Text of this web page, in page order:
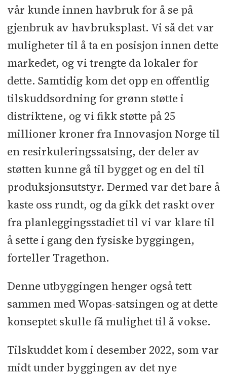
vår kunde innen havbruk for å se på
gjenbruk av havbruksplast. Vi så det var
muligheter til å ta en posisjon innen dette
markedet, og vi trengte da lokaler for
dette. Samtidig kom det opp en offentlig
tilskuddsordning for grønn støtte i
distriktene, og vi fikk støtte på 25
millioner kroner fra Innovasjon Norge til
en resirkuleringssatsing, der deler av
støtten kunne gå til bygget og en del til
produksjonsutstyr. Dermed var det bare å
kaste oss rundt, og da gikk det raskt over
fra planleggingsstadiet til vi var klare til
å sette i gang den fysiske byggingen,
forteller Tragethon.
Denne utbyggingen henger også tett
sammen med Wopas-satsingen og at dette
konseptet skulle få mulighet til å vokse.
Tilskuddet kom i desember 2022, som var
midt under byggingen av det nye